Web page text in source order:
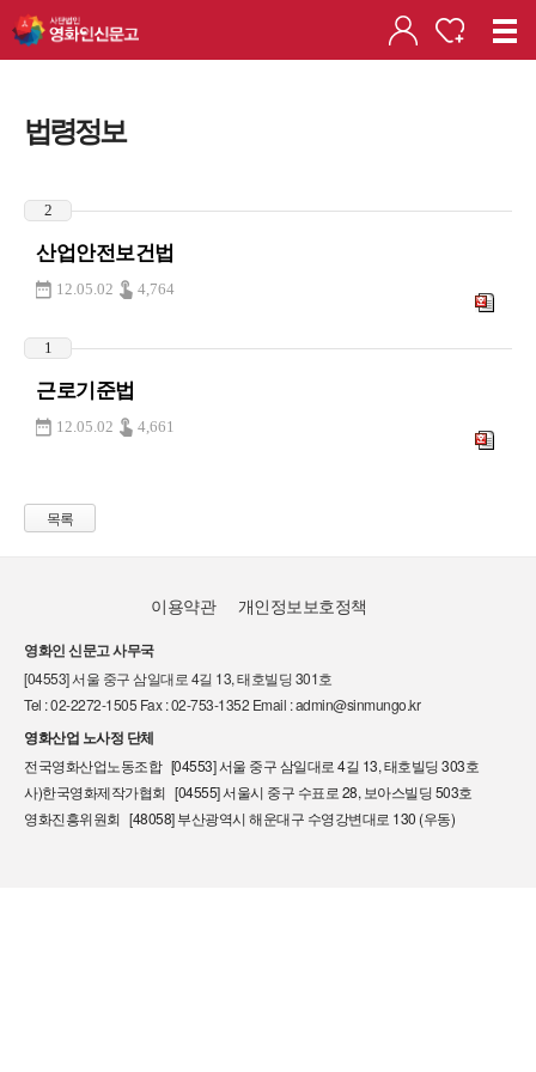
법령정보
2
산업안전보건법
12.05.02 4,764
1
근로기준법
12.05.02 4,661
목록
이용약관 개인정보보호정책
영화인 신문고 사무국
[04553] 서울 중구 삼일대로 4길 13, 태호빌딩 301호
Tel : 02-2272-1505 Fax : 02-753-1352 Email : admin@sinmungo.kr
영화산업 노사정 단체
전국영화산업노동조합 [04553] 서울 중구 삼일대로 4길 13, 태호빌딩 303호
사)한국영화제작가협회 [04555] 서울시 중구 수표로 28, 보아스빌딩 503호
영화진흥위원회 [48058] 부산광역시 해운대구 수영강변대로 130 (우동)